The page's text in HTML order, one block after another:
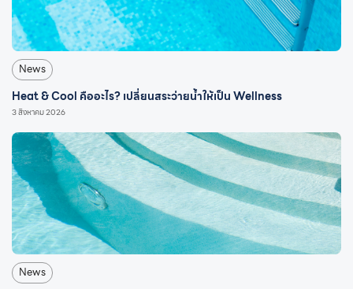
News
Heat & Cool คืออะไร? เปลี่ยนสระว่ายน้ำให้เป็น Wellness
3 สิงหาคม 2026
News